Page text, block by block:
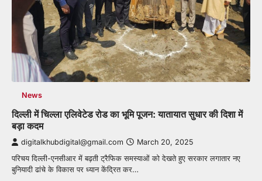
News
दिल्ली में चिल्ला एलिवेटेड रोड का भूमि पूजन: यातायात सुधार की दिशा में
बड़ा कदम
digitalkhubdigital@gmail.com March 20, 2025
परिचय दिल्ली-एनसीआर में बढ़ती ट्रैफिक समस्याओं को देखते हुए सरकार लगातार नए
बुनियादी ढांचे के विकास पर ध्यान केंद्रित कर…